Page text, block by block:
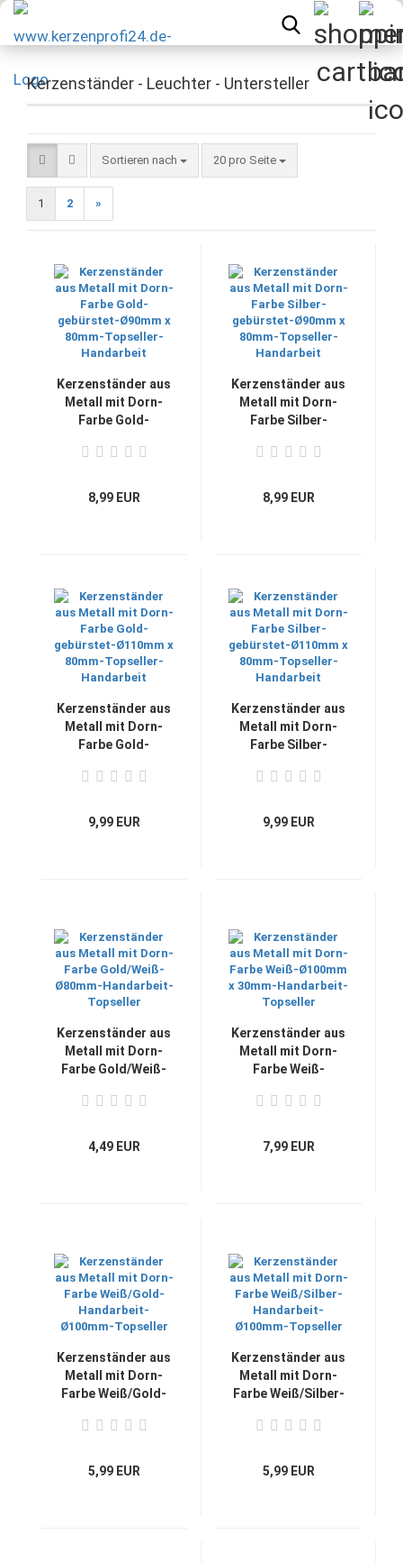
Kerzenständer - Leuchter - Untersteller
Sortieren nach
Sortieren nach 20 pro Seite
pro Seite
1 2 »
Kerzenständer aus
Metall mit Dorn-
Farbe Gold-
80mm-Topseller-
8,99 EUR
Kerzenständer aus
Metall mit Dorn-
Farbe Silber-
80mm-Topseller-
8,99 EUR
Kerzenständer aus
Metall mit Dorn-
Farbe Gold-
x 80mm-Topseller-
9,99 EUR
Kerzenständer aus
Metall mit Dorn-
Farbe Silber-
x 80mm-Topseller-
9,99 EUR
Kerzenständer aus
Metall mit Dorn-
Farbe Gold/Weiß-
Handarbeit-
4,49 EUR
Kerzenständer aus
Metall mit Dorn-
Farbe Weiß-
Handarbeit-
7,99 EUR
Kerzenständer aus
Metall mit Dorn-
Farbe Weiß/Gold-
Ø100mm-Topseller
5,99 EUR
Kerzenständer aus
Metall mit Dorn-
Farbe Weiß/Silber-
Ø100mm-Topseller
5,99 EUR